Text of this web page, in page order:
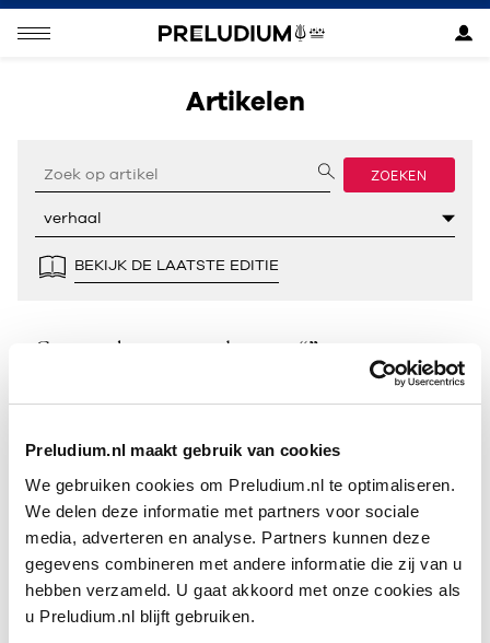
Preludium.nl maakt gebruik van cookies
We gebruiken cookies om Preludium.nl te optimaliseren.
We delen deze informatie met partners voor sociale
media, adverteren en analyse. Partners kunnen deze
gegevens combineren met andere informatie die zij van u
hebben verzameld. U gaat akkoord met onze cookies als
u Preludium.nl blijft gebruiken.
Artikelen
ZOEKEN
BEKIJK DE LAATSTE EDITIE
Geen resultaten gevonden voor “”.